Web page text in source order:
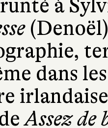
à
dans
Assez de